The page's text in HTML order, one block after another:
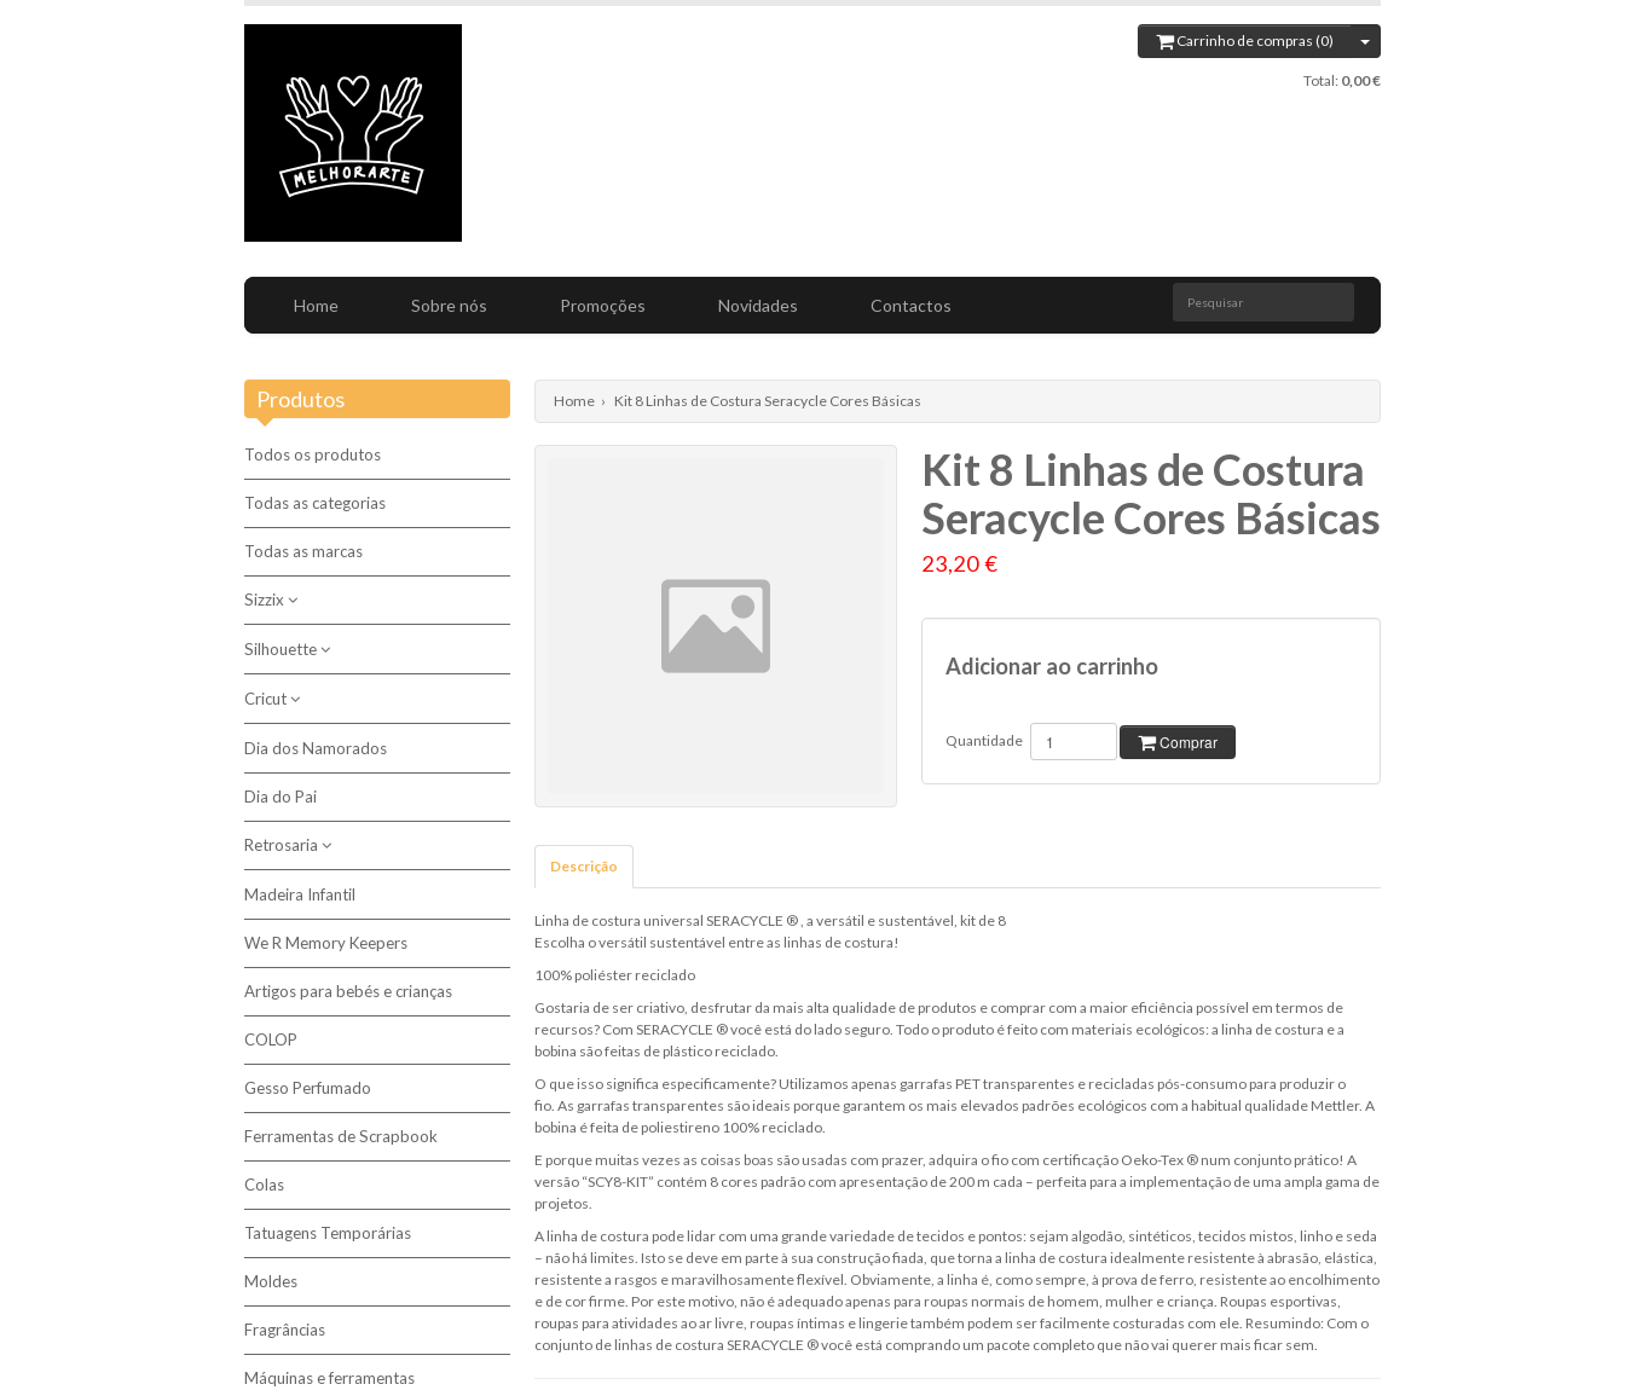
Carrinho de compras (0)
Total: 0,00 €
Home Sobre nós Promoções Novidades Contactos
Pesquisar
Produtos
Todos os produtos
Todas as categorias
Todas as marcas
Sizzix
Máquinas de Corte
Cortantes Bigz
Ferramentas e Acessórios Sizzix
Cortantes
Silhouette
Plotters de Corte
Acessórios
Cricut
Vinil Iron On
Dia dos Namorados
Dia do Pai
Retrosaria
Tecido Plastificado
Acessórios, Ferramentas e
Complementos de Costura
Linhas
Tecidos
Madeira Infantil
We R Memory Keepers
Artigos para bebés e crianças
COLOP
Gesso Perfumado
Ferramentas de Scrapbook
Colas
Tatuagens Temporárias
Moldes
Fragrâncias
Máquinas e ferramentas
Home › Kit 8 Linhas de Costura Seracycle Cores Básicas
Kit 8 Linhas de Costura
Seracycle Cores Básicas
23,20 €
Adicionar ao carrinho
Quantidade Comprar
Descrição
Linha de costura universal SERACYCLE ® , a versátil e sustentável, kit de 8
Escolha o versátil sustentável entre as linhas de costura!
100% poliéster reciclado
Gostaria de ser criativo, desfrutar da mais alta qualidade de produtos e comprar com a maior eficiência possível em termos de
recursos? Com SERACYCLE ® você está do lado seguro. Todo o produto é feito com materiais ecológicos: a linha de costura e a
bobina são feitas de plástico reciclado.
O que isso significa especificamente? Utilizamos apenas garrafas PET transparentes e recicladas pós-consumo para produzir o
fio. As garrafas transparentes são ideais porque garantem os mais elevados padrões ecológicos com a habitual qualidade Mettler. A
bobina é feita de poliestireno 100% reciclado.
E porque muitas vezes as coisas boas são usadas com prazer, adquira o fio com certificação Oeko-Tex ® num conjunto prático! A
versão “SCY8-KIT” contém 8 cores padrão com apresentação de 200 m cada – perfeita para a implementação de uma ampla gama de
projetos.
A linha de costura pode lidar com uma grande variedade de tecidos e pontos: sejam algodão, sintéticos, tecidos mistos, linho e seda
– não há limites. Isto se deve em parte à sua construção fiada, que torna a linha de costura idealmente resistente à abrasão, elástica,
resistente a rasgos e maravilhosamente flexível. Obviamente, a linha é, como sempre, à prova de ferro, resistente ao encolhimento
e de cor firme. Por este motivo, não é adequado apenas para roupas normais de homem, mulher e criança. Roupas esportivas,
roupas para atividades ao ar livre, roupas íntimas e lingerie também podem ser facilmente costuradas com ele. Resumindo: Com o
conjunto de linhas de costura SERACYCLE ® você está comprando um pacote completo que não vai querer mais ficar sem.